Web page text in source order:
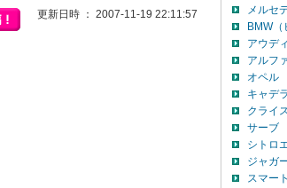
更新日時 ： 2007-11-19 22:11:57
メルセ
BMW
アウデ
アルフ
オペル
キャデ
クライ
サーブ
シトロ
ジャガ
スマー